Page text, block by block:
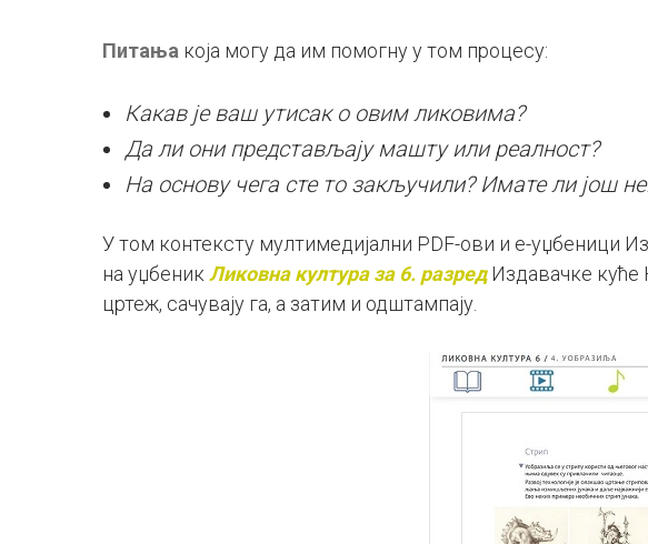
Питања која могу да им помогну у том процесу:
Какав је ваш утисак о овим ликовима?
Да ли они представљају машту или реалност?
На основу чега сте то закључили? Имате ли још
У том контексту мултимедијални PDF-ови и е-уџбеници
на уџбеник Ликовна култура за 6. разредИздавачке куће
цртеж, сачувају га, а затим и одштампају.